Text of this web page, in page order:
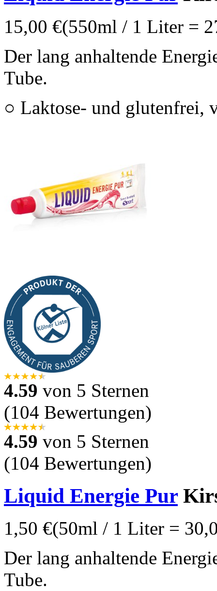
15,00 €(550ml / 1 Liter =
Der lang anhaltende
Tube.
○ Laktose- und glutenfrei,
4.59 von 5 Sternen
(104 Bewertungen)
4.59 von 5 Sternen
(104 Bewertungen)
Liquid Energie Pur
1,50 €(50ml / 1 Liter =
Der lang anhaltende
Tube.